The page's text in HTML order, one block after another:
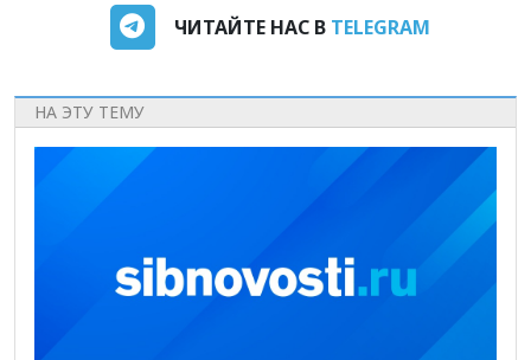
ЧИТАЙТЕ НАС В TELEGRAM
НА ЭТУ ТЕМУ